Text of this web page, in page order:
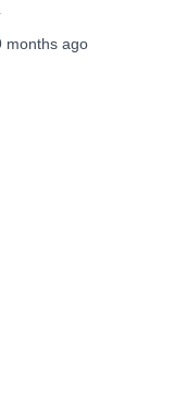
months ago